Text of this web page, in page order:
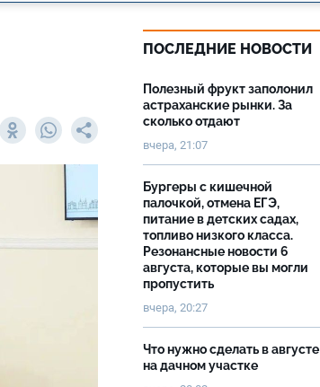
ПОСЛЕДНИЕ НОВОСТИ
Полезный фрукт заполонил
астраханские рынки. За
сколько отдают
вчера, 21:07
Бургеры с кишечной
палочкой, отмена ЕГЭ,
питание в детских садах,
топливо низкого класса.
Резонансные новости 6
августа, которые вы могли
пропустить
вчера, 20:27
Что нужно сделать в августе
на дачном участке